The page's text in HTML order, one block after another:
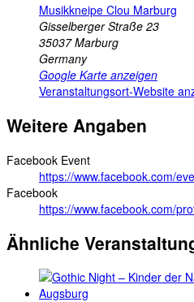
Musikkneipe Clou Marburg
Gisselberger Straße 23
35037 Marburg
Germany
Google Karte anzeigen
Veranstaltungsort-Website
Weitere Angaben
Facebook Event
https://www.facebook.com/
Facebook
https://www.facebook.com/
Ähnliche